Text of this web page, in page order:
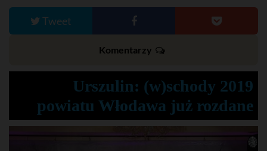
Tweet
Komentarzy
Urszulin: (w)schody 2019
powiatu Włodawa już rozdane